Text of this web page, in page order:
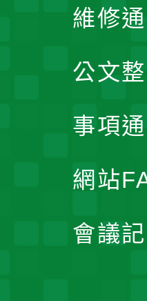
維修
公文
事項
網站
會議